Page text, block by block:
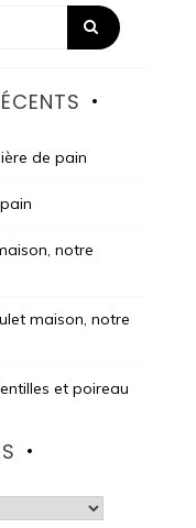
de pain
notre
maison, notre
et poireau